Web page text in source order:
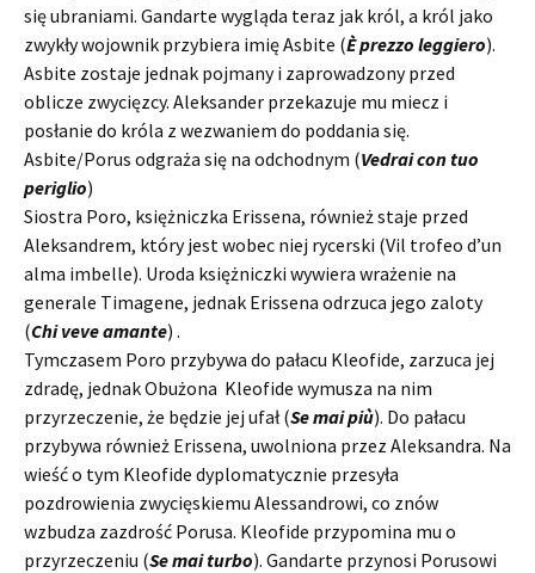
się ubraniami. Gandarte wygląda teraz jak król, a król jako
zwykły wojownik przybiera imię Asbite (È prezzo leggiero).
Asbite zostaje jednak pojmany i zaprowadzony przed
oblicze zwycięzcy. Aleksander przekazuje mu miecz i
posłanie do króla z wezwaniem do poddania się.
Asbite/Porus odgraża się na odchodnym (Vedrai con tuo
periglio)
Siostra Poro, księżniczka Erissena, również staje przed
Aleksandrem, który jest wobec niej rycerski (Vil trofeo d’un
alma imbelle). Uroda księżniczki wywiera wrażenie na
generale Timagene, jednak Erissena odrzuca jego zaloty
(Chi veve amante) .
Tymczasem Poro przybywa do pałacu Kleofide, zarzuca jej
zdradę, jednak Obużona Kleofide wymusza na nim
przyrzeczenie, że będzie jej ufał (Se mai più). Do pałacu
przybywa również Erissena, uwolniona przez Aleksandra. Na
wieść o tym Kleofide dyplomatycznie przesyła
pozdrowienia zwycięskiemu Alessandrowi, co znów
wzbudza zazdrość Porusa. Kleofide przypomina mu o
przyrzeczeniu (Se mai turbo). Gandarte przynosi Porusowi